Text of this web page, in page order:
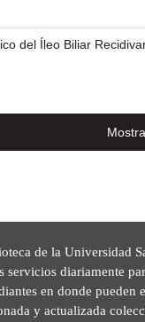
del Íleo Biliar
de la Universidad
servicios diariamente
en donde pueden
y actualizada